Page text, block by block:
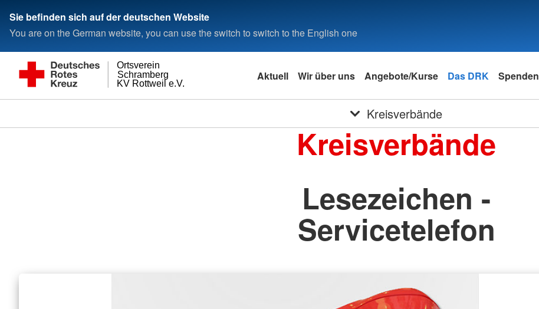
Sie befinden sich auf der deutschen Website
You are on the German website, you can use the switch to switch to the English one
KV Rottweil e.V.
Schramberg
Ortsverein
Aktuell Wir über uns Angebote/Kurse Das DRK Spenden
Kreisverbände
Kreisverbände
Lesezeichen -
Servicetelefon